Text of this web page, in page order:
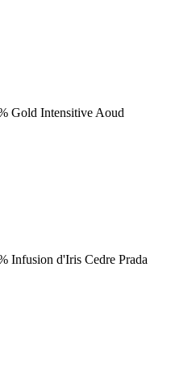
Gold Intensitive Aoud
Infusion d'Iris Cedre Prada